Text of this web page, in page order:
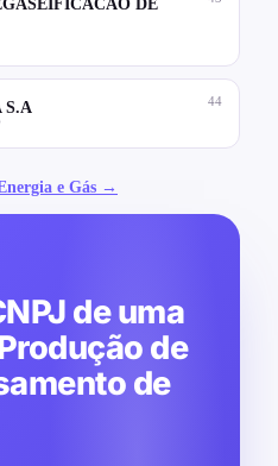
44
S.A
e Gás →
de uma
de
de